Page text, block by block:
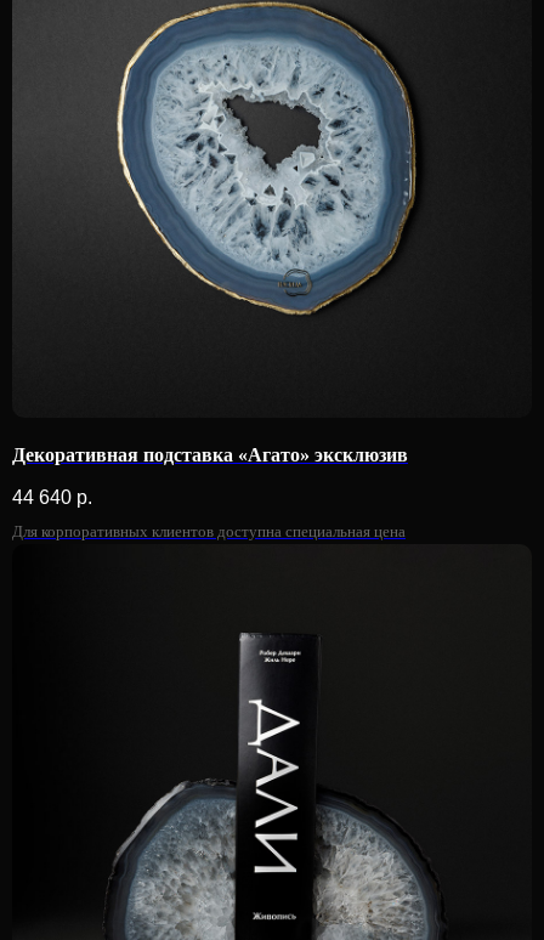
Декоративная подставка «Агато» эксклюзив
44 640 р.
Для корпоративных клиентов доступна специальная цена
Морёный дуб
Идеальное сочетание силы земли, таинственности воды
и вечного ритма времени, воплощенное в уникальных
предметах интерьера